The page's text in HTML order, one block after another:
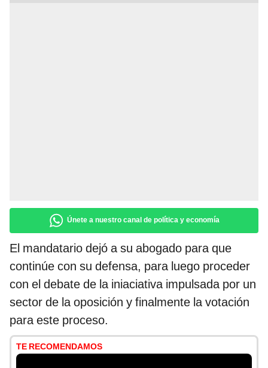
Únete a nuestro canal de política y economía
El mandatario dejó a su abogado para que
continúe con su defensa, para luego proceder
con el debate de la iniaciativa impulsada por un
sector de la oposición y finalmente la votación
para este proceso.
TE RECOMENDAMOS